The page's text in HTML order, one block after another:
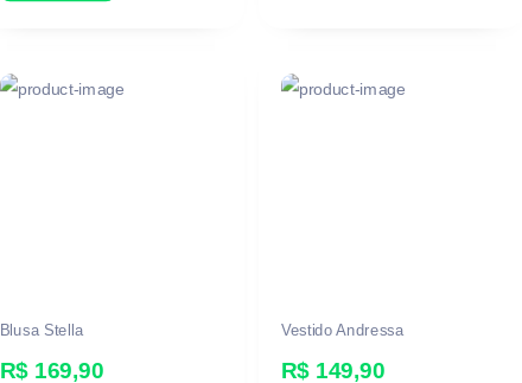
Blusa Stella
R$ 169,90
Vestido Andressa
R$ 149,90